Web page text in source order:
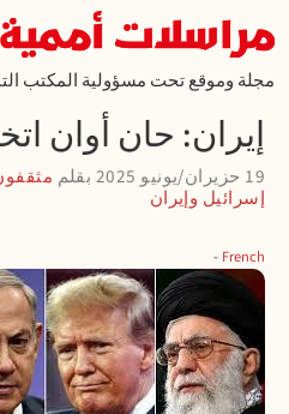
تجاوز إلى المحتوى الرئيسي
مجلة وموقع تحت مسؤولية المكتب
إيران: حان أوان
19 حزيران/يونيو 2025 بقلم
إسرائيل وإيران
French